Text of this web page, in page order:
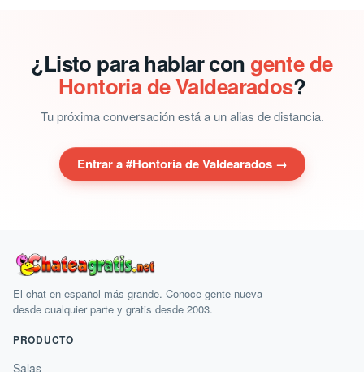
¿Listo para hablar con gente de
Hontoria de Valdearados?
Tu próxima conversación está a un alias de distancia.
Entrar a #Hontoria de Valdearados →
El chat en español más grande. Conoce gente nueva
desde cualquier parte y gratis desde 2003.
PRODUCTO
Salas